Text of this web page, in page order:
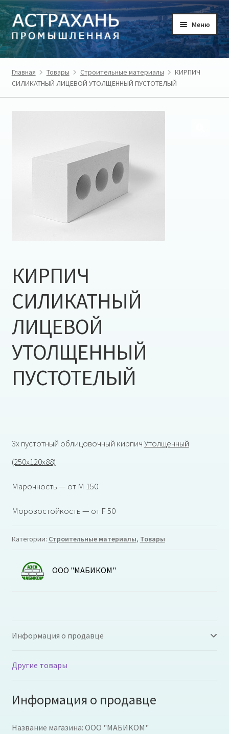
Перейти
к
навигации
Перейти
к
содержимому
Меню
ГЛАВНАЯ
ТОВАРЫ
ТОВАРОПРОИЗВОДИТЕЛИ
ЛИЧНЫЙ КАБИНЕТ
Главная Товары Строительные материалы
КИРПИЧ
СИЛИКАТНЫЙ ЛИЦЕВОЙ УТОЛЩЕННЫЙ ПУСТОТЕЛЫЙ
КИРПИЧ
СИЛИКАТНЫЙ
ЛИЦЕВОЙ
УТОЛЩЕННЫЙ
ПУСТОТЕЛЫЙ
3х пустотный облицовочный кирпичУтолщенный
(250x120x88)
Марочность — от М 150
Морозостойкость — от F 50
Категории: Строительные материалы, Товары
ООО "МАБИКОМ"
Информация о продавце
Другие товары
Информация о продавце
Название магазина: ООО "МАБИКОМ"